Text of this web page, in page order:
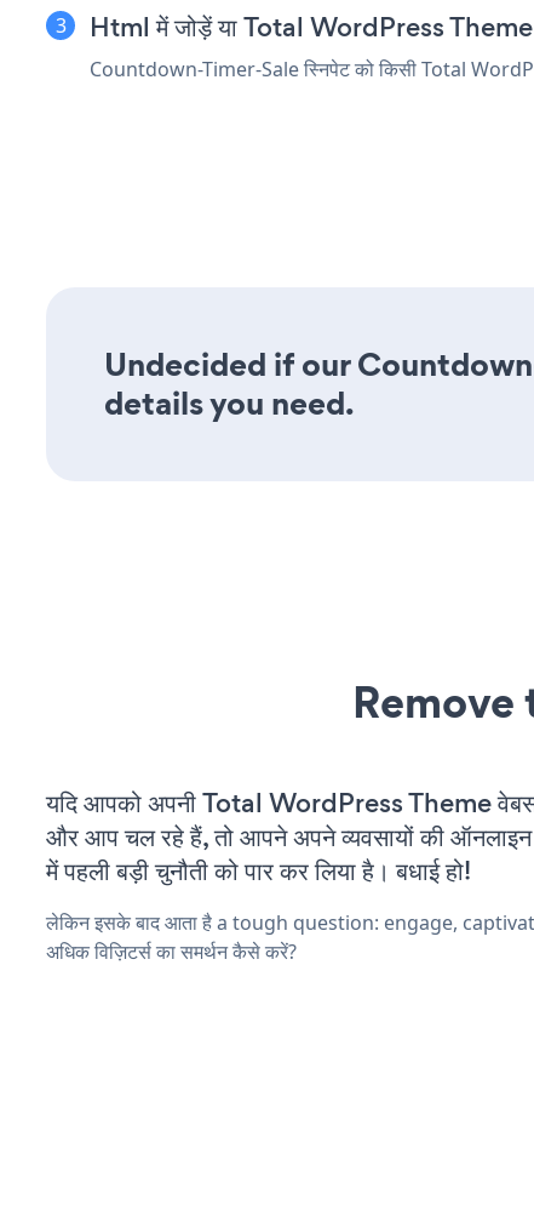
Html में जोड़ें या Total WordPress Theme
Countdown-Timer-Sale स्निपेट को किसी Total
Undecided if our
details you need.
यदि आपको अपनी Total WordPress Theme
और आप चल रहे हैं, तो आपने अपने व्यवसायों की ऑनलाइन
में पहली बड़ी चुनौती को पार कर लिया है। बधाई हो!
लेकिन इसके बाद आता है a tough question: engage,
अधिक विज़िटर्स का समर्थन कैसे करें?